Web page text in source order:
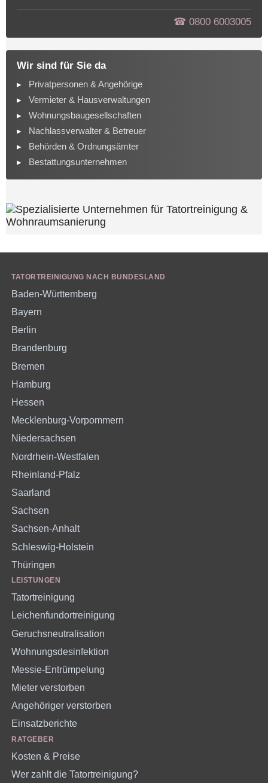
☎︎ 0800 6003005
Wir sind für Sie da
Privatpersonen & Angehörige
Vermieter & Hausverwaltungen
Wohnungsbaugesellschaften
Nachlassverwalter & Betreuer
Behörden & Ordnungsämter
Bestattungsunternehmen
TATORTREINIGUNG NACH BUNDESLAND
Baden-Württemberg
Bayern
Berlin
Brandenburg
Bremen
Hamburg
Hessen
Mecklenburg-Vorpommern
Niedersachsen
Nordrhein-Westfalen
Rheinland-Pfalz
Saarland
Sachsen
Sachsen-Anhalt
Schleswig-Holstein
Thüringen
LEISTUNGEN
Tatortreinigung
Leichenfundortreinigung
Geruchsneutralisation
Wohnungsdesinfektion
Messie-Entrümpelung
Mieter verstorben
Angehöriger verstorben
Einsatzberichte
RATGEBER
Kosten & Preise
Wer zahlt die Tatortreinigung?